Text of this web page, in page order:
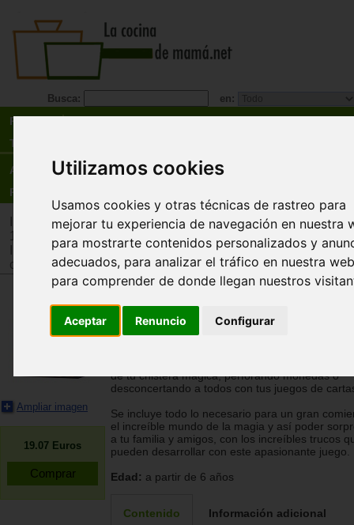
Utilizamos cookies
Usamos cookies y otras técnicas de rastreo para
mejorar tu experiencia de navegación en nuestra
para mostrarte contenidos personalizados y
adecuados, para analizar el tráfico en nuestra
para comprender de donde llegan nuestros
Aceptar Renuncio Configurar
Busca: en:
Recetas
Tienda
Actualidad
Registro
>Tienda>Juguetes infantiles>Juguetes por edad>
12 años
>Tienda>Juguetes infantiles>Juguetes por tipo >
cooperativos
Ampliar imagen
19.07 Euros
Sombrero mágico 125 trucos
Hanky Panky
de tu chistera mágica, perforando monedas o
desconcertando a todos con tus juegos de
Se incluye todo lo necesario para un gran
el increíble mundo de la magia y así poder
a tu familia y amigos, con los increíbles trucos
pueden desarrollar con este apasionante juego.
Edad: a partir de 6 años
Contenido Información adicional